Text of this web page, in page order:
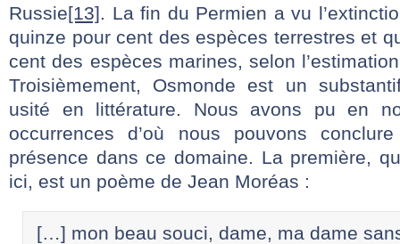
Russie[13]. La fin du Permien a vu
quinze pour cent des espèces terrestres et
cent des espèces marines, selon
Troisièmement, Osmonde est un
usité en littérature. Nous avons pu en
occurrences d’où nous pouvons
présence dans ce domaine. La première,
ici, est un poème de Jean Moréas :
[…] mon beau souci, dame, ma dame